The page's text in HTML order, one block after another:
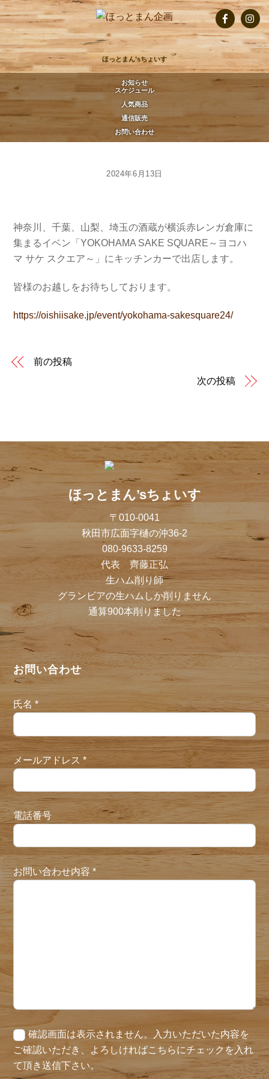
Skip
to
content
ほっとまん’sちょいす
お知らせ
スケジュール
人気商品
通信販売
お問い合わせ
Facebook
2024年6月13日
神奈川、千葉、山梨、埼玉の酒蔵が横浜赤レンガ倉庫に
集まるイベン「YOKOHAMA SAKE SQUARE～ヨコハ
マ サケ スクエア～」にキッチンカーで出店します。
皆様のお越しをお待ちしております。
https://oishiisake.jp/event/yokohama-sakesquare24/
前の投稿
次の投稿
ほっとまん’sちょいす
〒010-0041
秋田市広面字樋の沖36-2
080-9633-8259
代表 齊藤正弘
生ハム削り師
グランビアの生ハムしか削りません
通算900本削りました
お問い合わせ
氏名*
メールアドレス*
電話番号
お問い合わせ内容*
確認画面は表示されません。入力いただいた内容を
ご確認いただき、よろしければこちらにチェックを入れ
て頂き送信下さい。